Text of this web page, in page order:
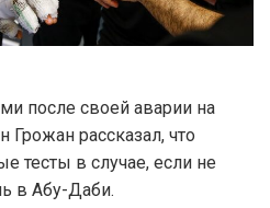
после своей аварии на
рассказал, что
тесты в случае, если не
в Абу-Даби.